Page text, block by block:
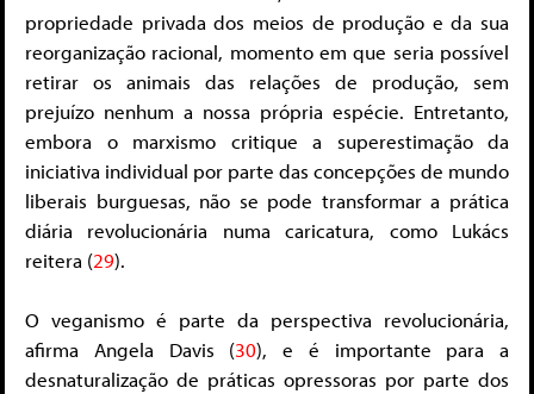
propriedade privada dos meios de produção e da sua
reorganização racional, momento em que seria possível
retirar os animais das relações de produção, sem
prejuízo nenhum a nossa própria espécie. Entretanto,
embora o marxismo critique a superestimação da
iniciativa individual por parte das concepções de mundo
liberais burguesas, não se pode transformar a prática
diária revolucionária numa caricatura, como Lukács
reitera (29).
O veganismo é parte da perspectiva revolucionária,
afirma Angela Davis (30), e é importante para a
desnaturalização de práticas opressoras por parte dos